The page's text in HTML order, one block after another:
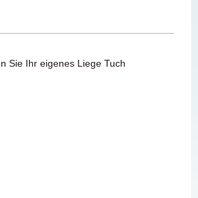
Sie Ihr eigenes Liege Tuch